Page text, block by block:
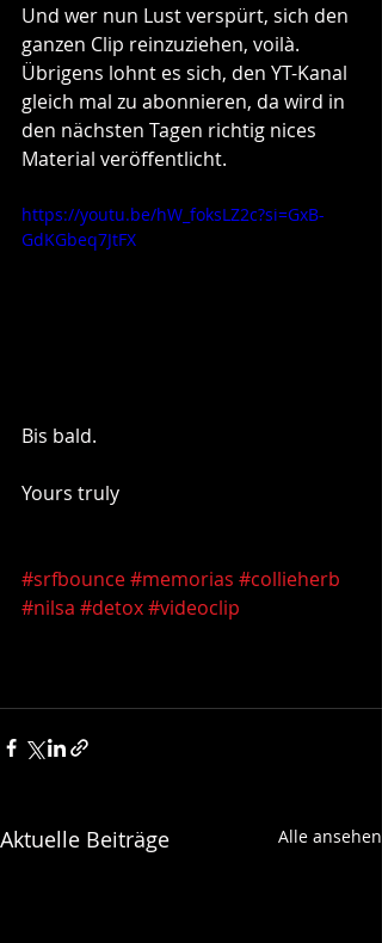
Und wer nun Lust verspürt, sich den
ganzen Clip reinzuziehen, voilà.
Übrigens lohnt es sich, den YT-Kanal
gleich mal zu abonnieren, da wird in
den nächsten Tagen richtig nices
Material veröffentlicht.
https://youtu.be/hW_foksLZ2c?si=GxB-
GdKGbeq7JtFX
Bis bald.
Yours truly
#srfbounce#memorias #collieherb
#nilsa #detox#videoclip
Aktuelle Beiträge Alle ansehen